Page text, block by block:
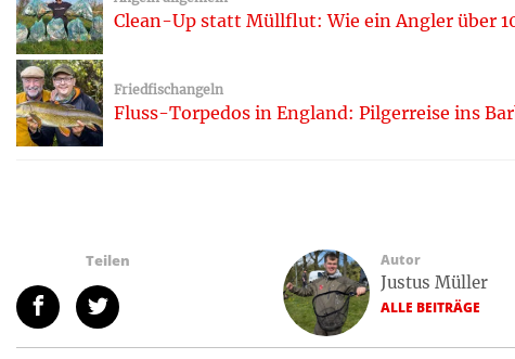
Clean-Up statt Müllflut: Wie ein Angler über
Friedfischangeln
Fluss-Torpedos in England: Pilgerreise ins
Teilen Autor
Justus Müller
ALLE BEITRÄGE